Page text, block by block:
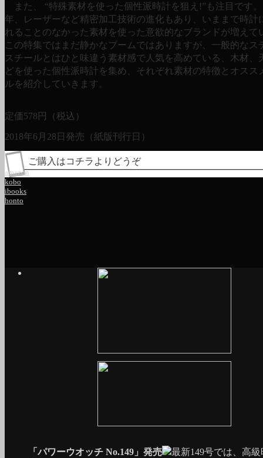
また、 “特殊素材を使った個性派時計を狙え!”も注目です
年、レーザーなど精密加工技術の進化もあり、いままで時計
れることのなかった素材を使った意欲的なブランドが増えて
この特集ではまだ静かなブームではありますが、一般的なス
スチールとはひと味違う素材感で人気を高めている、木材、
どを使った個性派時計を集め、それぞれ素材の特徴とオスス
ルを紹介していきます。
定価578円（税込）
2018年6月28日発売（紙版刊行日）
ご購入はコチラよりどうぞ
amazon
kobo
ibooks
honto
「パワーウオッチ No.149」発売
最新149号では、高